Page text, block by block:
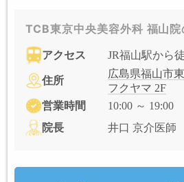
TCB東京中央美容外科 福山院
アクセス JR福山駅から
住所
広島県福山市
フクヤマ 2F
営業時間
10:00 ～ 19:00
院長
井口 京介医師